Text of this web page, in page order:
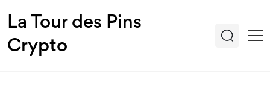
La Tour des Pins
Crypto